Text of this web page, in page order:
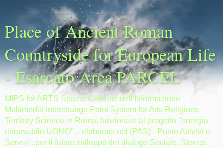
Place of Ancient Roman
Countryside for European Life
- Esarcato Area PARCEL
MIPS for ARTS Spazio Comune dell'Informazione
Multimedia Interchange Point System for Arts Religions
Territory Science in Roma, funzionale al progetto "energia
rinnovabile UOMO" .. elaborato nel (PAS) - Punto Attività e
Servizi ..per il futuro sviluppo del dialogo Sociale, Storico,